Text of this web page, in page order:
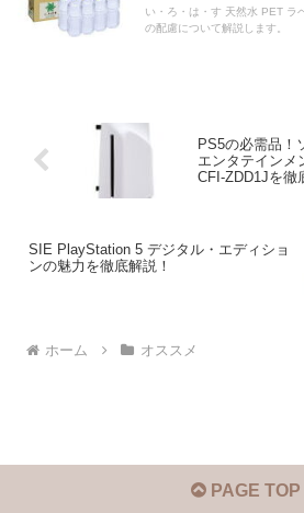
い・ろ・は・す 天然水 PET ラ
の配慮について解説します。
PS5の必需品！
エンタテインメ
CFI-ZDD1Jを徹
SIE PlayStation 5 デジタル・エディショ
ンの魅力を徹底解説！
ホーム オススメ
PAGE TOP